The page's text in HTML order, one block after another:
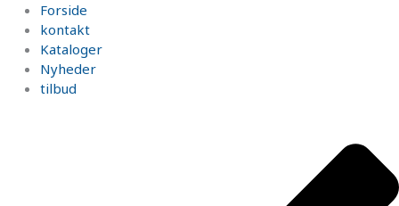
Forside
kontakt
Kataloger
Nyheder
tilbud